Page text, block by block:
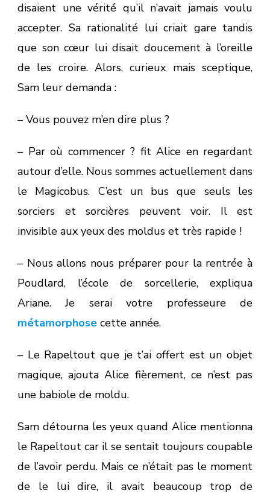
disaient une vérité qu’il n’avait jamais voulu
accepter. Sa rationalité lui criait gare tandis
que son cœur lui disait doucement à l’oreille
de les croire. Alors, curieux mais sceptique,
Sam leur demanda :
– Vous pouvez m’en dire plus ?
– Par où commencer ? fit Alice en regardant
autour d’elle. Nous sommes actuellement dans
le Magicobus. C’est un bus que seuls les
sorciers et sorcières peuvent voir. Il est
invisible aux yeux des moldus et très rapide !
– Nous allons nous préparer pour la rentrée à
Poudlard, l’école de sorcellerie, expliqua
Ariane. Je serai votre professeure de
métamorphose cette année.
– Le Rapeltout que je t’ai offert est un objet
magique, ajouta Alice fièrement, ce n’est pas
une babiole de moldu.
Sam détourna les yeux quand Alice mentionna
le Rapeltout car il se sentait toujours coupable
de l’avoir perdu. Mais ce n’était pas le moment
de le lui dire, il avait beaucoup trop de